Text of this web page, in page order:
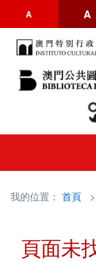
A A
我的位置： 首頁
頁面未